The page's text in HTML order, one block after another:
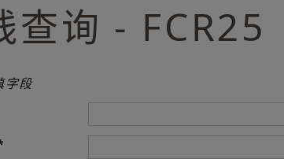
查询 - FCR25
字段